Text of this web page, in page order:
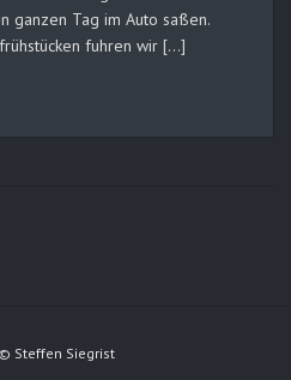
ganzen Tag im Auto saßen.
fuhren wir […]
Steffen Siegrist